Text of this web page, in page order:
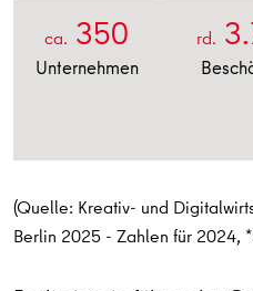
ca. 350
Unternehmen
rd.
(Quelle: Kreativ- und
Berlin 2025 - Zahlen für 2024,